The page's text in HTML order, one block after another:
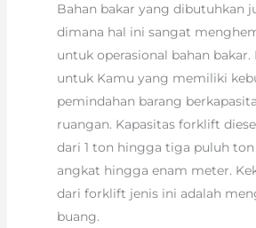
Bahan bakar yang dibutuhkan
dimana hal ini sangat
untuk operasional bahan
untuk Kamu yang memiliki
pemindahan barang
ruangan. Kapasitas forklift
dari 1 ton hingga tiga puluh
angkat hingga enam meter.
dari forklift jenis ini adalah
buang.